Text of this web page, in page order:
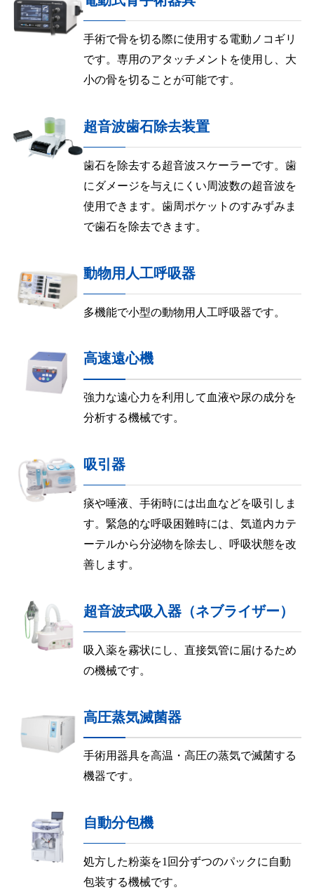
手術で骨を切る際に使用する電動ノコギリ
です。専用のアタッチメントを使用し、大
小の骨を切ることが可能です。
超音波歯石除去装置
歯石を除去する超音波スケーラーです。歯
にダメージを与えにくい周波数の超音波を
使用できます。歯周ポケットのすみずみま
で歯石を除去できます。
動物用人工呼吸器
多機能で小型の動物用人工呼吸器です。
高速遠心機
強力な遠心力を利用して血液や尿の成分を
分析する機械です。
吸引器
痰や唾液、手術時には出血などを吸引しま
す。緊急的な呼吸困難時には、気道内カテ
ーテルから分泌物を除去し、呼吸状態を改
善します。
超音波式吸入器（ネブライザー）
吸入薬を霧状にし、直接気管に届けるため
の機械です。
高圧蒸気滅菌器
手術用器具を高温・高圧の蒸気で滅菌する
機器です。
自動分包機
処方した粉薬を1回分ずつのパックに自動
包装する機械です。